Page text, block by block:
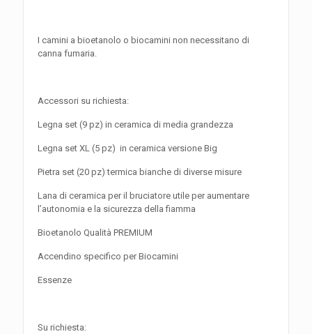
I camini a bioetanolo o biocamini non necessitano di
canna fumaria.
Accessori su richiesta:
Legna set (9 pz) in ceramica di media grandezza
Legna set XL (5 pz) in ceramica versione Big
Pietra set (20 pz) termica bianche di diverse misure
Lana di ceramica per il bruciatore utile per aumentare
l’autonomia e la sicurezza della fiamma
Bioetanolo Qualità PREMIUM
Accendino specifico per Biocamini
Essenze
Su richiesta: